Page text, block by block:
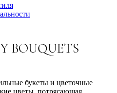
BOUQUETS
букеты и цветочные
цветы, потрясающая